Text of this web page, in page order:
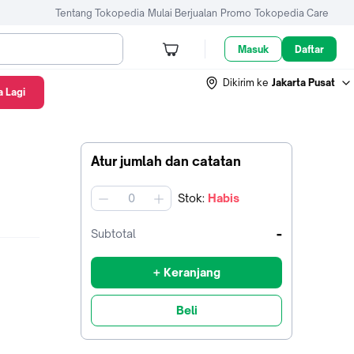
Tentang Tokopedia Mulai Berjualan Promo Tokopedia Care
Masuk Daftar
Dikirim ke Jakarta Pusat
Atur jumlah dan catatan
jumlah Stok: Habis
Subtotal -
+ Keranjang
Beli
Lagi